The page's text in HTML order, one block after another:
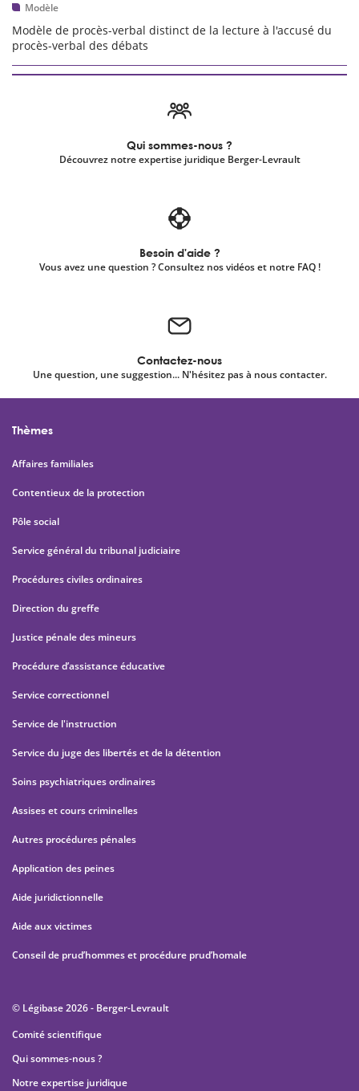
Modèle
Modèle de procès-verbal distinct de la lecture à l'accusé du
procès-verbal des débats
Qui sommes-nous ?
Découvrez notre expertise juridique Berger-Levrault
Besoin d'aide ?
Vous avez une question ? Consultez nos vidéos et notre FAQ !
Contactez-nous
Une question, une suggestion... N'hésitez pas à nous contacter.
Thèmes
Affaires familiales
Contentieux de la protection
Pôle social
Service général du tribunal judiciaire
Procédures civiles ordinaires
Direction du greffe
Justice pénale des mineurs
Procédure d’assistance éducative
Service correctionnel
Service de l'instruction
Service du juge des libertés et de la détention
Soins psychiatriques ordinaires
Assises et cours criminelles
Autres procédures pénales
Application des peines
Aide juridictionnelle
Aide aux victimes
Conseil de prud’hommes et procédure prud’homale
© Légibase 2026 - Berger-Levrault
Comité scientifique
Qui sommes-nous ?
Notre expertise juridique